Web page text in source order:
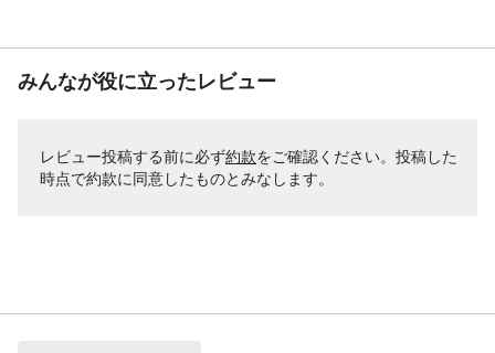
みんなが役に立ったレビュー
レビュー投稿する前に必ず約款をご確認ください。投稿した
時点で約款に同意したものとみなします。